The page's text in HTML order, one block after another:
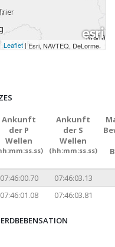
Leaflet | Esri, NAVTEQ, DeLorme,
Ankunft
der P
Wellen
Ankunft
der S
Wellen
(hh:mm:ss.ss)
07:46:00.70
07:46:03.13
07:46:01.08 07:46:03.81